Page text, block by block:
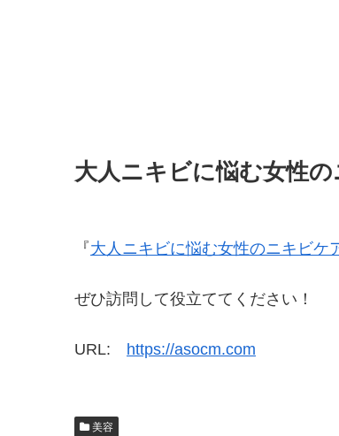
大人ニキビに悩む女性の
『大人ニキビに悩む女性のニキビケ
ぜひ訪問して役立ててください！
URL: https://asocm.com
美容